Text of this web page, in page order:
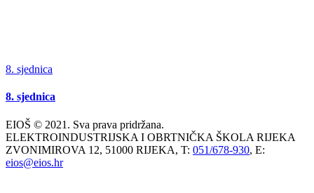
8. sjednica
8. sjednica
EIOŠ © 2021. Sva prava pridržana.
ELEKTROINDUSTRIJSKA I OBRTNIČKA ŠKOLA RIJEKA
ZVONIMIROVA 12, 51000 RIJEKA, T: 051/678-930, E:
eios@eios.hr